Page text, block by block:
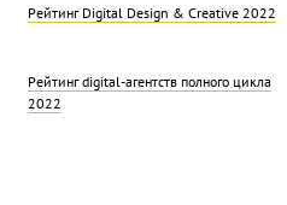
Рейтинг Digital Design & Creative 2022
Рейтинг digital-агентств полного цикла
2022